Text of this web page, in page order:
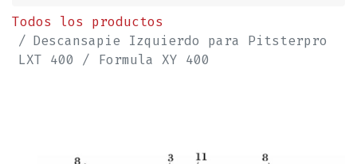
Todos los productos
Descansapie Izquierdo para Pitsterpro
LXT 400 / Formula XY 400